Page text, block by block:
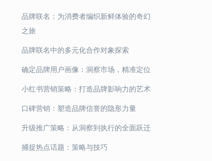
品牌联名：为消费者编织新鲜体验的奇幻
之旅
品牌联名中的多元化合作对象探索
确定品牌用户画像：洞察市场，精准定位
小红书营销策略：打造品牌影响力的艺术
口碑营销：塑造品牌信誉的隐形力量
升级推广策略：从洞察到执行的全面跃迁
捕捉热点话题：策略与技巧